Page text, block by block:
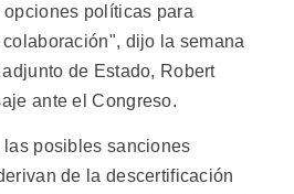
políticas para
dijo la semana
de Estado, Robert
ante el Congreso.
posibles sanciones
de la descertificación